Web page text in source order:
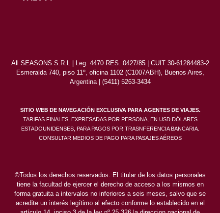
All SEASONS S.R.L | Leg. 4470 RES. 0427/85 | CUIT 30-61284483-2
Esmeralda 740, piso 11º, oficina 1102 (C1007ABH), Buenos Aires,
Argentina | (5411) 5263-3434
SITIO WEB DE NAVEGACIÓN EXCLUSIVA PARA AGENTES DE VIAJES.
TARIFAS FINALES, EXPRESADAS POR PERSONA, EN USD DÓLARES
ESTADOUNIDENSES, PARA PAGOS POR TRASNFERENCIA BANCARIA.
CONSULTAR MEDIOS DE PAGO PARA PASAJES AÉREOS
©Todos los derechos reservados. El titular de los datos personales
tiene la facultad de ejercer el derecho de acceso a los mismos en
forma gratuita a intervalos no inferiores a seis meses, salvo que se
acredite un interés legítimo al efecto conforme lo establecido en el